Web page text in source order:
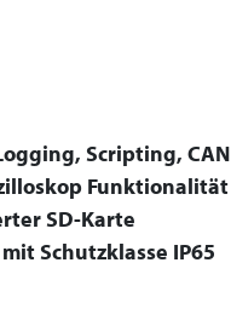
Scripting, CAN
Funktionalität
SD-Karte
Schutzklasse IP65